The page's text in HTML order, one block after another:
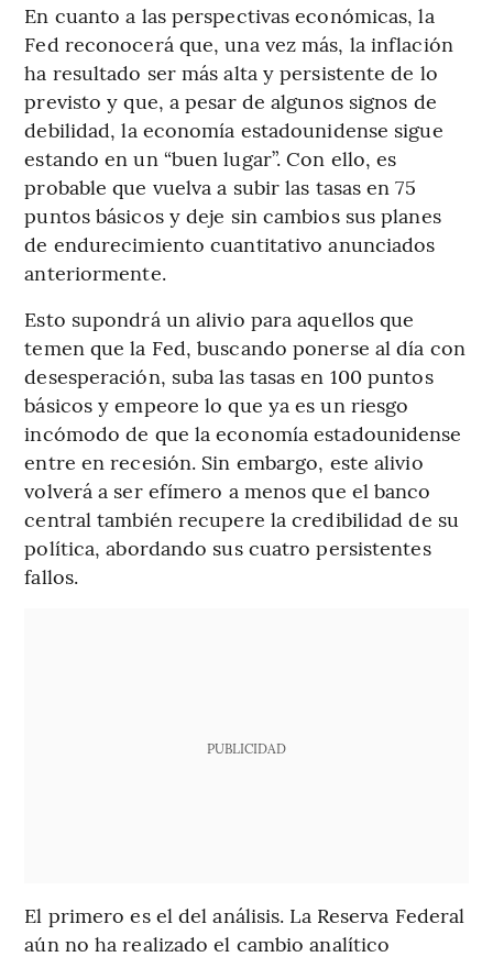
En cuanto a las perspectivas económicas, la
Fed reconocerá que, una vez más, la inflación
ha resultado ser más alta y persistente de lo
previsto y que, a pesar de algunos signos de
debilidad, la economía estadounidense sigue
estando en un “buen lugar”. Con ello, es
probable que vuelva a subir las tasas en 75
puntos básicos y deje sin cambios sus planes
de endurecimiento cuantitativo anunciados
anteriormente.
Esto supondrá un alivio para aquellos que
temen que la Fed, buscando ponerse al día con
desesperación, suba las tasas en 100 puntos
básicos y empeore lo que ya es un riesgo
incómodo de que la economía estadounidense
entre en recesión. Sin embargo, este alivio
volverá a ser efímero a menos que el banco
central también recupere la credibilidad de su
política, abordando sus cuatro persistentes
fallos.
PUBLICIDAD
El primero es el del análisis. La Reserva Federal
aún no ha realizado el cambio analítico